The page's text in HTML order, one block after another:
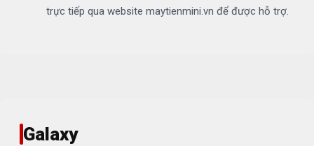
trực tiếp qua website maytienmini.vn để được hỗ trợ.
Galaxy